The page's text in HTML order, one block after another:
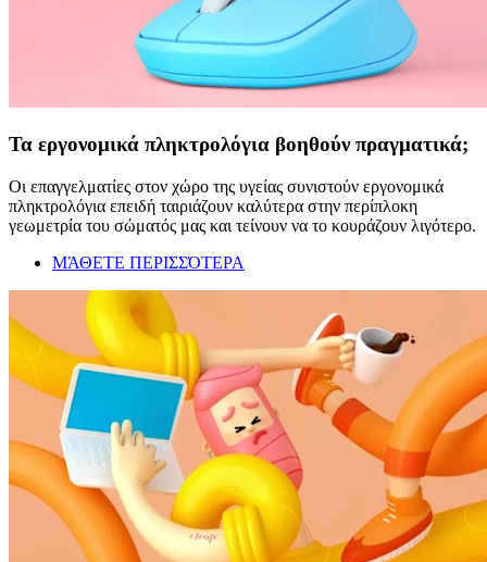
Τα εργονομικά πληκτρολόγια βοηθούν πραγματικά;
Οι επαγγελματίες στον χώρο της υγείας συνιστούν εργονομικά
πληκτρολόγια επειδή ταιριάζουν καλύτερα στην περίπλοκη
γεωμετρία του σώματός μας και τείνουν να το κουράζουν λιγότερο.
ΜΆΘΕΤΕ ΠΕΡΙΣΣΌΤΕΡΑ